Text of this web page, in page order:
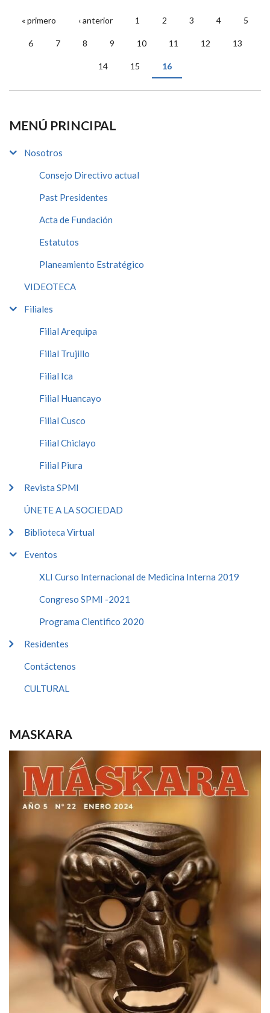
PÁGINAS
« primero ‹ anterior 1 2 3 4 5
6 7 8 9 10 11 12 13
14 15 16
MENÚ PRINCIPAL
Nosotros
Consejo Directivo actual
Past Presidentes
Acta de Fundación
Estatutos
Planeamiento Estratégico
VIDEOTECA
Filiales
Filial Arequipa
Filial Trujillo
Filial Ica
Filial Huancayo
Filial Cusco
Filial Chiclayo
Filial Piura
Revista SPMI
ÚNETE A LA SOCIEDAD
Biblioteca Virtual
Eventos
XLI Curso Internacional de Medicina Interna 2019
Congreso SPMI -2021
Programa Cientifico 2020
Residentes
Contáctenos
CULTURAL
MASKARA